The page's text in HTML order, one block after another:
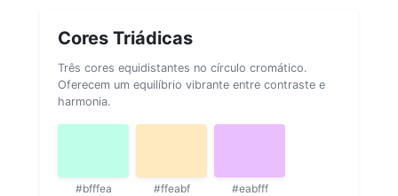
Cores Triádicas
Três cores equidistantes no círculo cromático.
Oferecem um equilíbrio vibrante entre contraste e
harmonia.
#bfffea #ffeabf #eabfff